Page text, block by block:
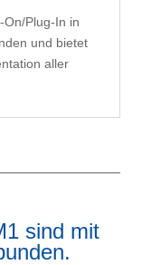
On/Plug-In in
und bietet
aller
sind mit